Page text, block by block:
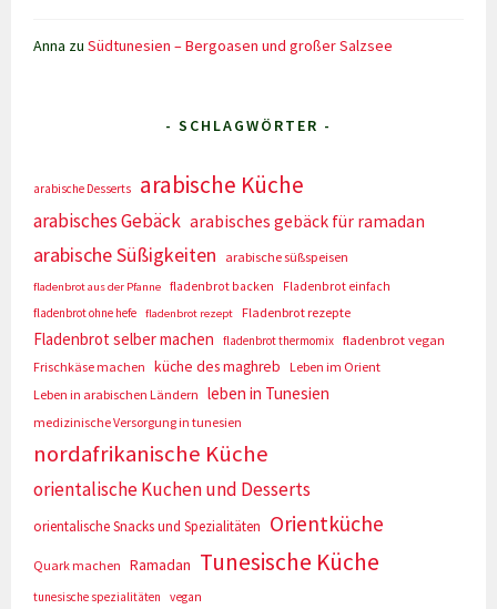
Anna zuSüdtunesien – Bergoasen und großer Salzsee
- SCHLAGWÖRTER -
arabische Desserts arabische Küche
arabisches Gebäck arabisches gebäck für ramadan
arabische Süßigkeiten arabische süßspeisen
fladenbrot aus der Pfanne fladenbrot backen
Fladenbrot einfach
fladenbrot ohne hefe
fladenbrot rezept Fladenbrot rezepte
Fladenbrot selber machen fladenbrot thermomix fladenbrot vegan
Frischkäse machen
küche des maghreb
Leben im Orient
Leben in arabischen Ländern
leben in Tunesien
medizinische Versorgung in tunesien
nordafrikanische Küche
orientalische Kuchen und Desserts
orientalische Snacks und Spezialitäten Orientküche
Quark machen Ramadan Tunesische Küche
tunesische spezialitäten vegan